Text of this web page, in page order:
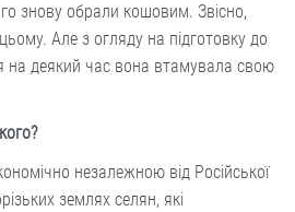
знову обрали кошовим. Звісно,
Але з огляду на підготовку до
на деякий час вона втамувала свою
незалежною від Російської
землях селян, які